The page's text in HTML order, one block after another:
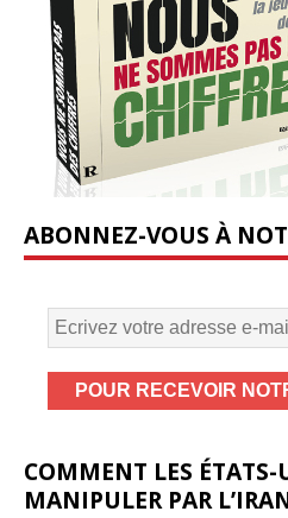
ABONNEZ-VOUS À
COMMENT LES ÉTATS-
MANIPULER PAR